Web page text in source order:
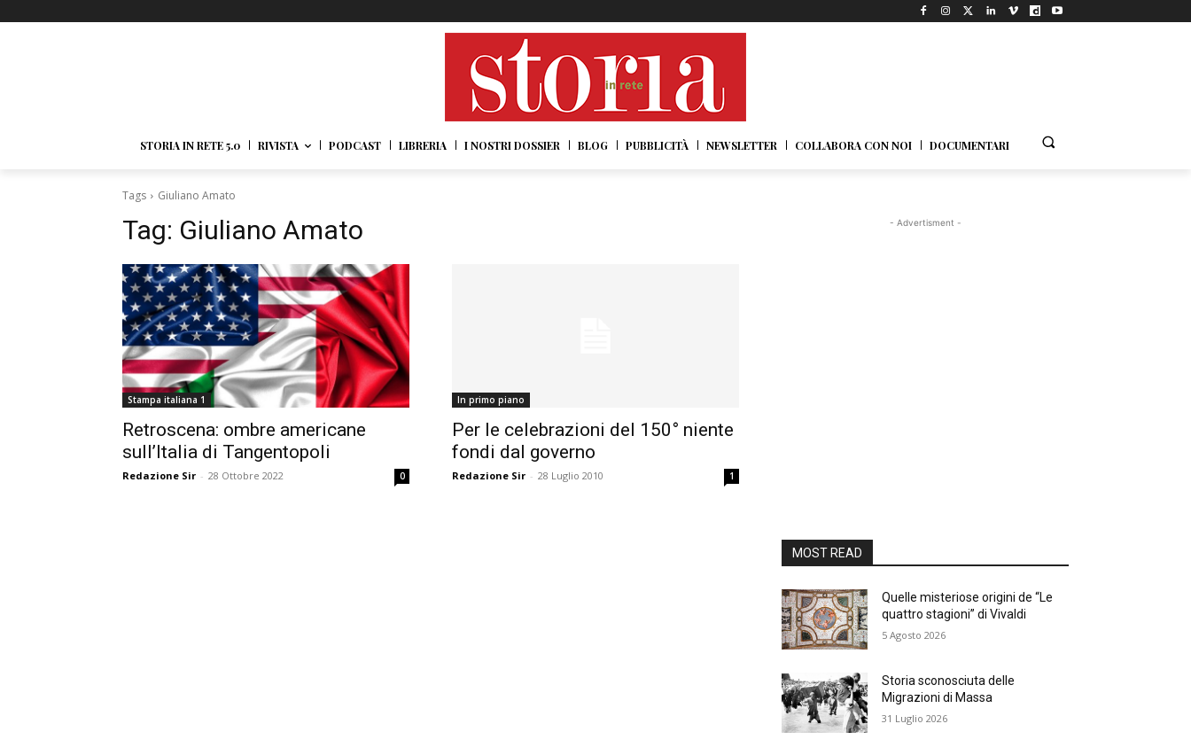
STORIA IN RETE 5.0 RIVISTA PODCAST LIBRERIA I NOSTRI DOSSIER BLOG PUBBLICITÀ NEWSLETTER COLLABORA CON NOI DOCUMENTARI
Tags Giuliano Amato
Tag: Giuliano Amato
Stampa italiana 1
Retroscena: ombre americane
sull’Italia di Tangentopoli
Redazione Sir - 28 Ottobre 2022 0
In primo piano
Per le celebrazioni del 150° niente
fondi dal governo
Redazione Sir - 28 Luglio 2010 1
- Advertisment -
MOST READ
Quelle misteriose origini de “Le
quattro stagioni” di Vivaldi
5 Agosto 2026
Storia sconosciuta delle
Migrazioni di Massa
31 Luglio 2026